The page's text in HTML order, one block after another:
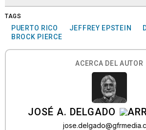
TAGS
PUERTO RICO JEFFREY EPSTEIN
BROCK PIERCE
ACERCA DEL AUTOR
JOSÉ A. DELGADO